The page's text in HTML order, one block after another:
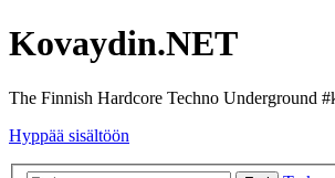
Kovaydin.NET
The Finnish Hardcore Techno Underground
Hyppää sisältöön